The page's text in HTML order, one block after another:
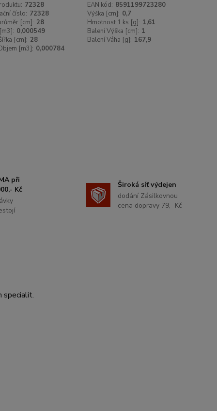
72328 EAN kód: 8591199723280
číslo: 72328 Výška [cm]: 0,7
[cm]: 28 Hmotnost 1 ks [g]: 1,61
0,000549 Balení Výška [cm]: 1
[cm]: 28 Balení Váha [g]: 167,9
[m3]: 0,000784
při
Kč
Široká síť výdejen
dodání Zásilkovnou
cena dopravy 79,- Kč
specialit.